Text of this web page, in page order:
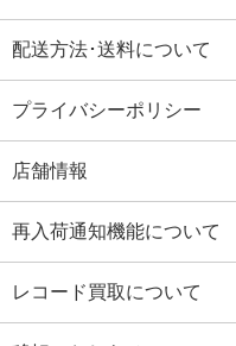
配送方法･送料について
プライバシーポリシー
店舗情報
再入荷通知機能について
レコード買取について